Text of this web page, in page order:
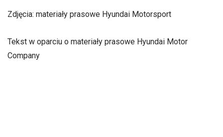
Zdjęcia: materiały prasowe Hyundai Motorsport
Tekst w oparciu o materiały prasowe Hyundai Motor
Company